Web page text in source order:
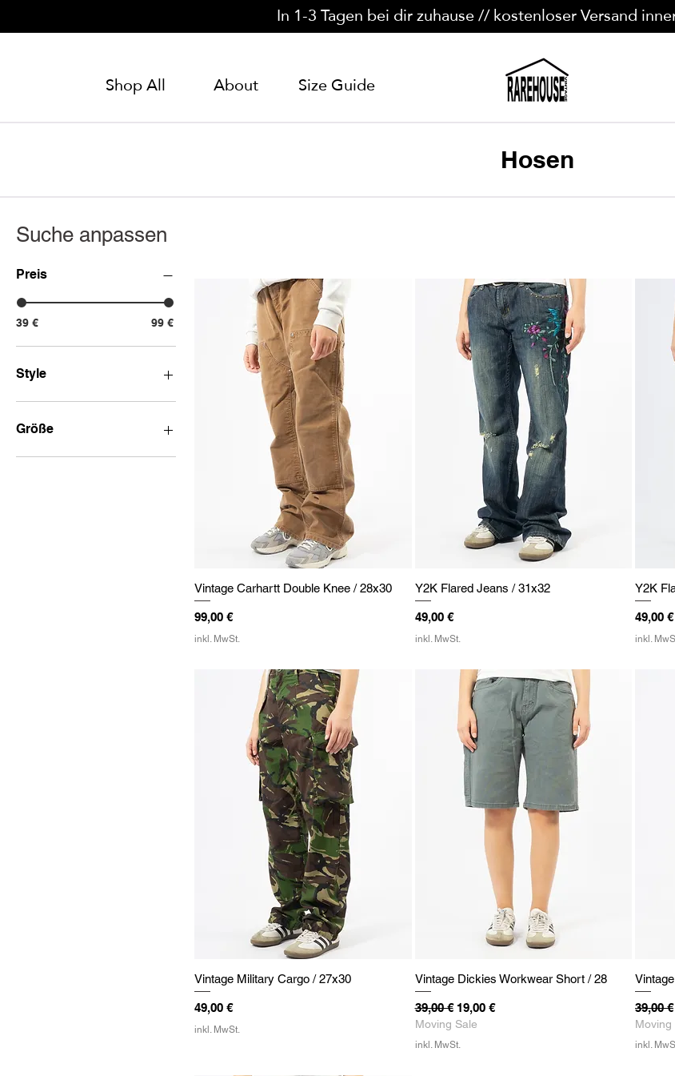
In 1-3 Tagen bei dir zuhause // kostenloser Versand
Shop All About Size Guide
Hosen
Suche anpassen
Preis
39 € 99 €
Style
Jeans
Größe
XS
Vintage Carhartt Double Knee / 28x30
Preis
99,00 €
inkl. MwSt.
Y2K Flared Jeans / 31x32
Preis
49,00 €
inkl. MwSt.
Y2K
Preis
49,00 €
inkl.
Vintage Military Cargo / 27x30
Preis
49,00 €
inkl. MwSt.
Vintage Dickies Workwear Short / 28
Standardpreis
39,00 € Sale-Preis
19,00 €
Moving Sale
inkl. MwSt.
39,00 €
Moving
inkl.